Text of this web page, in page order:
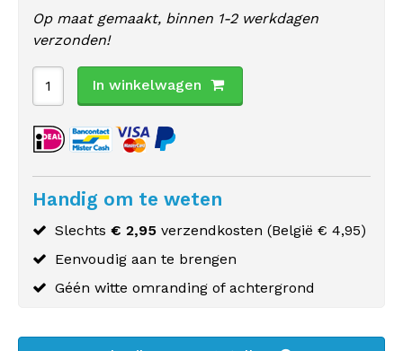
Op maat gemaakt, binnen 1-2 werkdagen
verzonden!
In winkelwagen
Handig om te weten
Slechts € 2,95 verzendkosten (België € 4,95)
Eenvoudig aan te brengen
Géén witte omranding of achtergrond